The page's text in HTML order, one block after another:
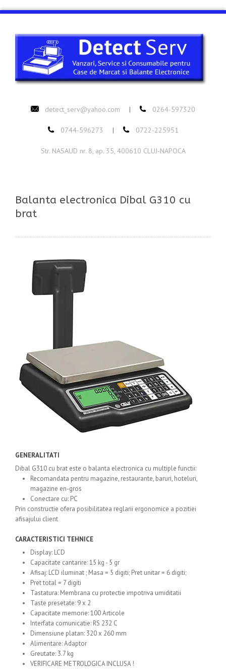
detect_serv@yahoo.com 0264-597320
0744-596273 0722-225951
Str. NASAUD nr. 8, ap. 35, 400610 CLUJ-NAPOCA
Balanta electronica Dibal G310 cu
brat
GENERALITATI
Dibal G310 cu brat este o balanta electronica cu multiple functii:
Recomandata pentru magazine, restaurante, baruri, hoteluri,
magazine en-gros
Conectare cu: PC
Prin constructie ofera posibilitatea reglarii ergonomice a pozitiei
afisajului client
CARACTERISTICI TEHNICE
Display: LCD
Capacitate cantarire: 15 kg - 5 gr
Afisaj: LCD iluminat ; Masa = 5 digiti; Pret unitar = 6 digiti;
Pret total = 7 digiti
Tastatura: Membrana cu protectie impotriva umiditatii
Taste presetate: 9 x 2
Capacitate memorie: 100 Articole
Interfata comunicatie: RS 232 C
Dimensiune platan: 320 x 260 mm
Alimentare: Adaptor
Greutate: 3.7 kg
VERIFICARE METROLOGICA INCLUSA !